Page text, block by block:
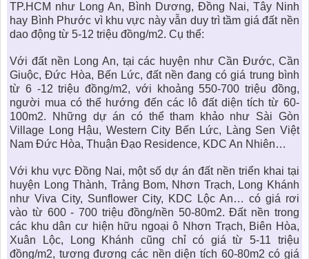
TP.HCM như Long An, Bình Dương, Đồng Nai, Tây Ninh
hay Bình Phước vì khu vực này vẫn duy trì tầm giá đất nền
dao động từ 5-12 triệu đồng/m2. Cụ thể:
Với đất nền Long An, tại các huyện như Cần Đước, Cần
Giuộc, Đức Hòa, Bến Lức, đất nền đang có giá trung bình
từ 6 -12 triệu đồng/m2, với khoảng 550-700 triệu đồng,
người mua có thể hướng đến các lô đất diện tích từ 60-
100m2. Những dự án có thể tham khảo như Sài Gòn
Village Long Hậu, Western City Bến Lức, Làng Sen Việt
Nam Đức Hòa, Thuận Đạo Residence, KDC An Nhiên…
Với khu vực Đồng Nai, một số dự án đất nền triển khai tại
huyện Long Thành, Trảng Bom, Nhơn Trạch, Long Khánh
như Viva City, Sunflower City, KDC Lộc An… có giá rơi
vào từ 600 - 700 triệu đồng/nền 50-80m2. Đất nền trong
các khu dân cư hiện hữu ngoại ô Nhơn Trạch, Biên Hòa,
Xuân Lộc, Long Khánh cũng chỉ có giá từ 5-11 triệu
đồng/m2, tương đương các nền diện tích 60-80m2 có giá